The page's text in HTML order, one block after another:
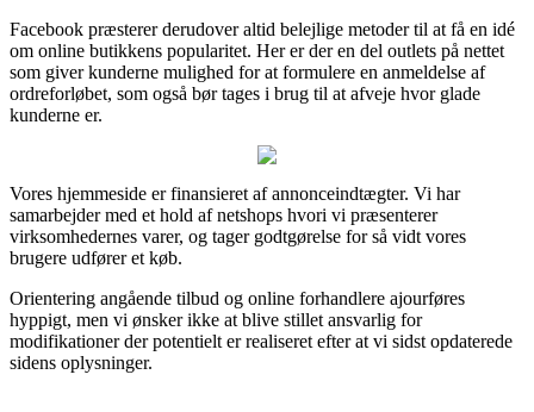
Facebook præsterer derudover altid belejlige metoder til at få en idé
om online butikkens popularitet. Her er der en del outlets på nettet
som giver kunderne mulighed for at formulere en anmeldelse af
ordreforløbet, som også bør tages i brug til at afveje hvor glade
kunderne er.
Vores hjemmeside er finansieret af annonceindtægter. Vi har
samarbejder med et hold af netshops hvori vi præsenterer
virksomhedernes varer, og tager godtgørelse for så vidt vores
brugere udfører et køb.
Orientering angående tilbud og online forhandlere ajourføres
hyppigt, men vi ønsker ikke at blive stillet ansvarlig for
modifikationer der potentielt er realiseret efter at vi sidst opdaterede
sidens oplysninger.